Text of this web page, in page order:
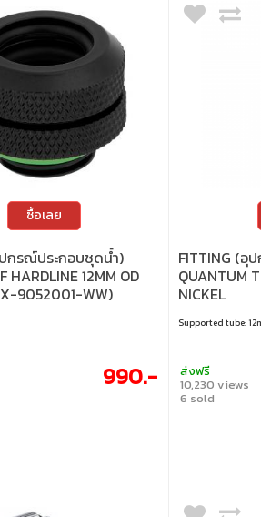
ซื้อเลย
กรณ์ประกอบชุดน้ำ)
HARDLINE 12MM OD
9052001-WW)
990.-
FITTING (อุ
QUANTUM
NICKEL
Supported tube:
ส่งฟรี
10,230 views
6 sold